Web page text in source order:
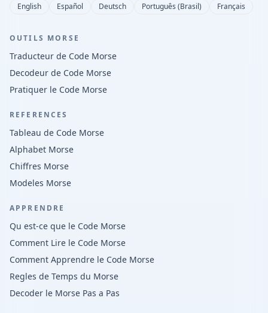
English Español Deutsch Português (Brasil) Français
OUTILS MORSE
Traducteur de Code Morse
Decodeur de Code Morse
Pratiquer le Code Morse
REFERENCES
Tableau de Code Morse
Alphabet Morse
Chiffres Morse
Modeles Morse
APPRENDRE
Qu est-ce que le Code Morse
Comment Lire le Code Morse
Comment Apprendre le Code Morse
Regles de Temps du Morse
Decoder le Morse Pas a Pas